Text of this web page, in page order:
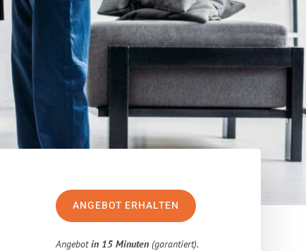
ANGEBOT ERHALTEN
Angebotin 15 Minuten (garantiert).